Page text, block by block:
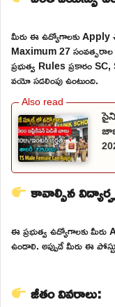
మీరు ఈ ఉద్యోగాలకు
Maximum 27
ప్రభుత్వ Rules ప్రకారం
వయో సడలింపు ఉంటుంది.
కావాల్సిన
ఈ ప్రభుత్వ ఉద్యోగాలకు
ఉండాలి. అప్పుడే మీరు ఈ
జీతం వివరాలు: